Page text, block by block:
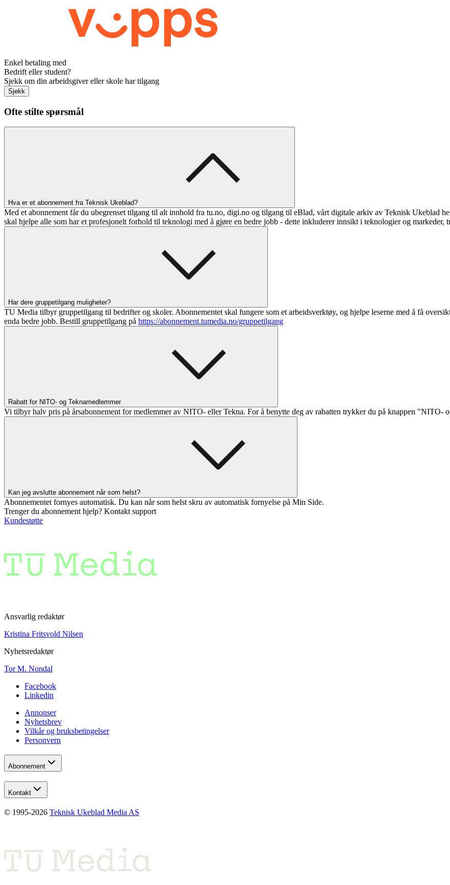
Enkel betaling med
Bedrift eller student?
Sjekk om din arbeidsgiver eller skole har tilgang
Sjekk
Ofte stilte spørsmål
Hva er et abonnement fra Teknisk Ukeblad?
Med et abonnement får du ubegrenset tilgang til alt innhold fra tu.no, digi.no og tilgang til eBlad, vårt digitale arkiv av Teknisk Ukeblad
skal hjelpe alle som har et profesjonelt forhold til teknologi med å gjøre en bedre jobb - dette inkluderer innsikt i teknologier og markeder,
Har dere gruppetilgang muligheter?
TU Media tilbyr gruppetilgang til bedrifter og skoler. Abonnementet skal fungere som et arbeidsverktøy, og hjelpe leserne med å få
enda bedre jobb. Bestill gruppetilgang på https://abonnement.tumedia.no/gruppetilgang
Rabatt for NITO- og Teknamedlemmer
Vi tilbyr halv pris på årsabonnement for medlemmer av NITO- eller Tekna. For å benytte deg av rabatten trykker du på knappen "NITO-
Kan jeg avslutte abonnement når som helst?
Abonnementet fornyes automatisk. Du kan når som helst skru av automatisk fornyelse på Min Side.
Trenger du abonnement hjelp? Kontakt support
Kundestøtte
Ansvarlig redaktør
Kristina Fritsvold Nilsen
Nyhetsredaktør
Tor M. Nondal
Facebook
Linkedin
Annonser
Nyhetsbrev
Vilkår og bruksbetingelser
Personvern
Abonnement
Kontakt
© 1995-2026 Teknisk Ukeblad Media AS